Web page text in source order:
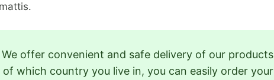
offer convenient and safe delivery of our products
which country you live in, you can easily order your